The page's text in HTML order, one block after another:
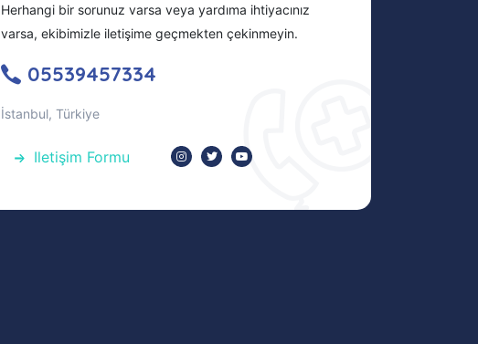
Herhangi bir sorunuz varsa veya yardıma ihtiyacınız
varsa, ekibimizle iletişime geçmekten çekinmeyin.
05539457334
İstanbul, Türkiye
Iletişim Formu